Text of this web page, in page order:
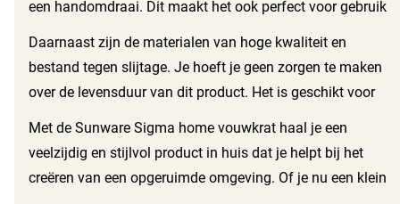
een handomdraai. Dit maakt het ook perfect voor gebruik
Daarnaast zijn de materialen van hoge kwaliteit en
bestand tegen slijtage. Je hoeft je geen zorgen te maken
over de levensduur van dit product. Het is geschikt voor
Met de Sunware Sigma home vouwkrat haal je een
veelzijdig en stijlvol product in huis dat je helpt bij het
creëren van een opgeruimde omgeving. Of je nu een klein